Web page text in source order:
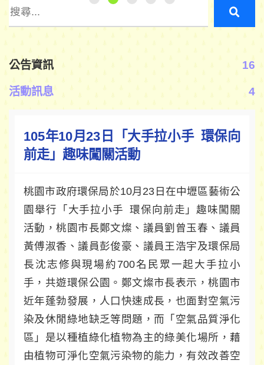
公告資訊 16
活動訊息 4
105年10月23日「大手拉小手 環保向
前走」趣味闖關活動
桃園市政府環保局於10月23日在中壢區藝術公
園舉行「大手拉小手 環保向前走」趣味闖關
活動，桃園市長鄭文燦、議員劉曾玉春、議員
黃傅淑香、議員彭俊豪、議員王浩宇及環保局
長沈志修與現場約700名民眾一起大手拉小
手，共遊環保公園。鄭文燦市長表示，桃園市
近年蓬勃發展，人口快速成長，也面對空氣污
染及休閒綠地缺乏等問題，而「空氣品質淨化
區」是以種植綠化植物為主的綠美化場所，藉
由植物可淨化空氣污染物的能力，有效改善空